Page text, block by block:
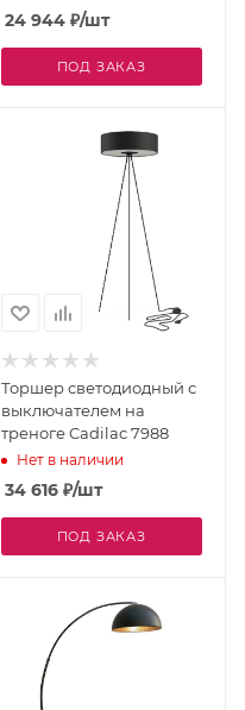
24 944₽/шт
ПОД ЗАКАЗ
Торшер светодиодный с
выключателем на
треноге Cadilac 7988
Нет в наличии
34 616₽/шт
ПОД ЗАКАЗ